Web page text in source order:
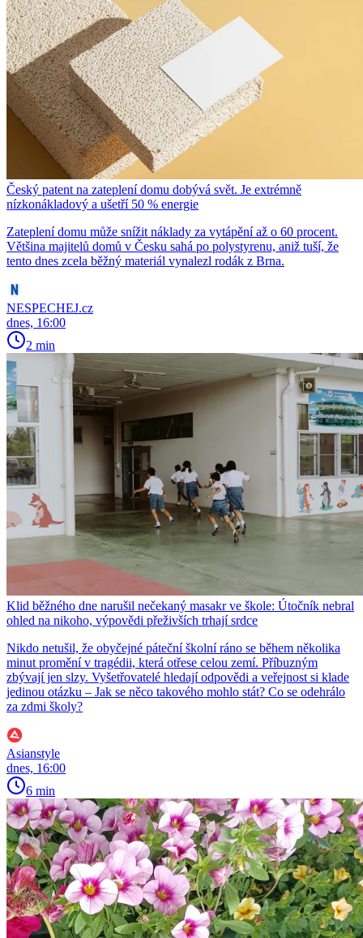
Český patent na zateplení domu dobývá svět. Je extrémně
nízkonákladový a ušetří 50 % energie
Zateplení domu může snížit náklady za vytápění až o 60 procent.
Většina majitelů domů v Česku sahá po polystyrenu, aniž tuší, že
tento dnes zcela běžný materiál vynalezl rodák z Brna.
NESPECHEJ.cz
dnes, 16:00
2 min
Klid běžného dne narušil nečekaný masakr ve škole: Útočník nebral
ohled na nikoho, výpovědi přeživších trhají srdce
Nikdo netušil, že obyčejné páteční školní ráno se během několika
minut promění v tragédii, která otřese celou zemí. Příbuzným
zbývají jen slzy. Vyšetřovatelé hledají odpovědi a veřejnost si klade
jedinou otázku – Jak se něco takového mohlo stát? Co se odehrálo
za zdmi školy?
Asianstyle
dnes, 16:00
6 min